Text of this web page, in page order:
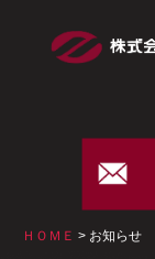
フィルム包装の
製品紹介
ＨＯＭＥ お知らせ